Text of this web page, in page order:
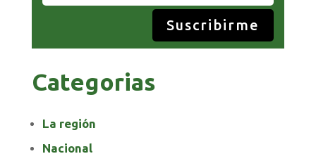
Suscribirme
Categorias
La región
Nacional